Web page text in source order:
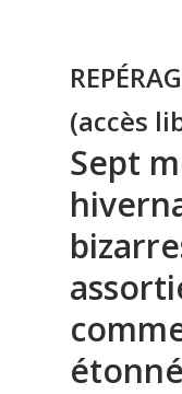
(accès
Sept